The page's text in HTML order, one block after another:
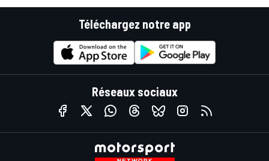
Téléchargez notre app
Réseaux sociaux